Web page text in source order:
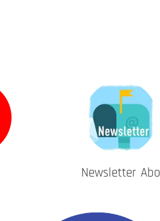
Newsletter Abo